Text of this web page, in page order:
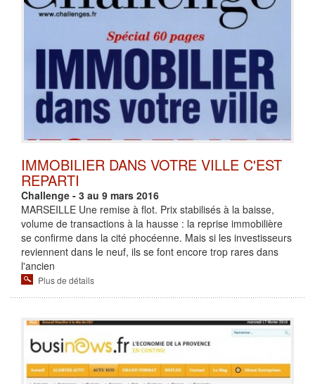
IMMOBILIER DANS VOTRE VILLE C'EST
REPARTI
Challenge - 3 au 9 mars 2016
MARSEILLE Une remise à flot. Prix stabilisés à la baisse,
volume de transactions à la hausse : la reprise immobilière
se confirme dans la cité phocéenne. Mais si les investisseurs
reviennent dans le neuf, ils se font encore trop rares dans
l'ancien
Plus de détails